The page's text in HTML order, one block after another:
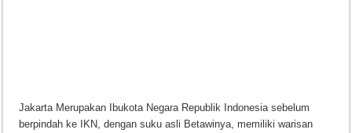
Jakarta Merupakan Ibukota Negara Republik Indonesia sebelum
berpindah ke IKN, dengan suku asli Betawinya, memiliki warisan